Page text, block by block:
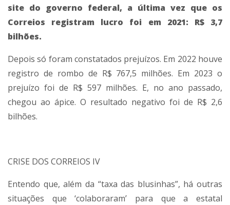
site do governo federal, a última vez que os
Correios registram lucro foi em 2021: R$ 3,7
bilhões.
Depois só foram constatados prejuízos. Em 2022 houve
registro de rombo de R$ 767,5 milhões. Em 2023 o
prejuízo foi de R$ 597 milhões. E, no ano passado,
chegou ao ápice. O resultado negativo foi de R$ 2,6
bilhões.
CRISE DOS CORREIOS IV
Entendo que, além da “taxa das blusinhas”, há outras
situações que ‘colaboraram’ para que a estatal